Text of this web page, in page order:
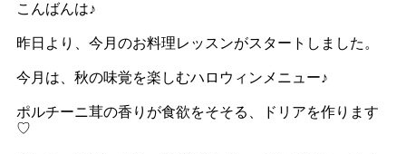
こんばんは♪
昨日より、今月のお料理レッスンがスタートしました。
今月は、秋の味覚を楽しむハロウィンメニュー♪
ポルチーニ茸の香りが食欲をそそる、ドリアを作ります
♡